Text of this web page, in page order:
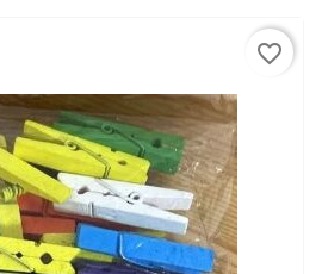
favorite_border